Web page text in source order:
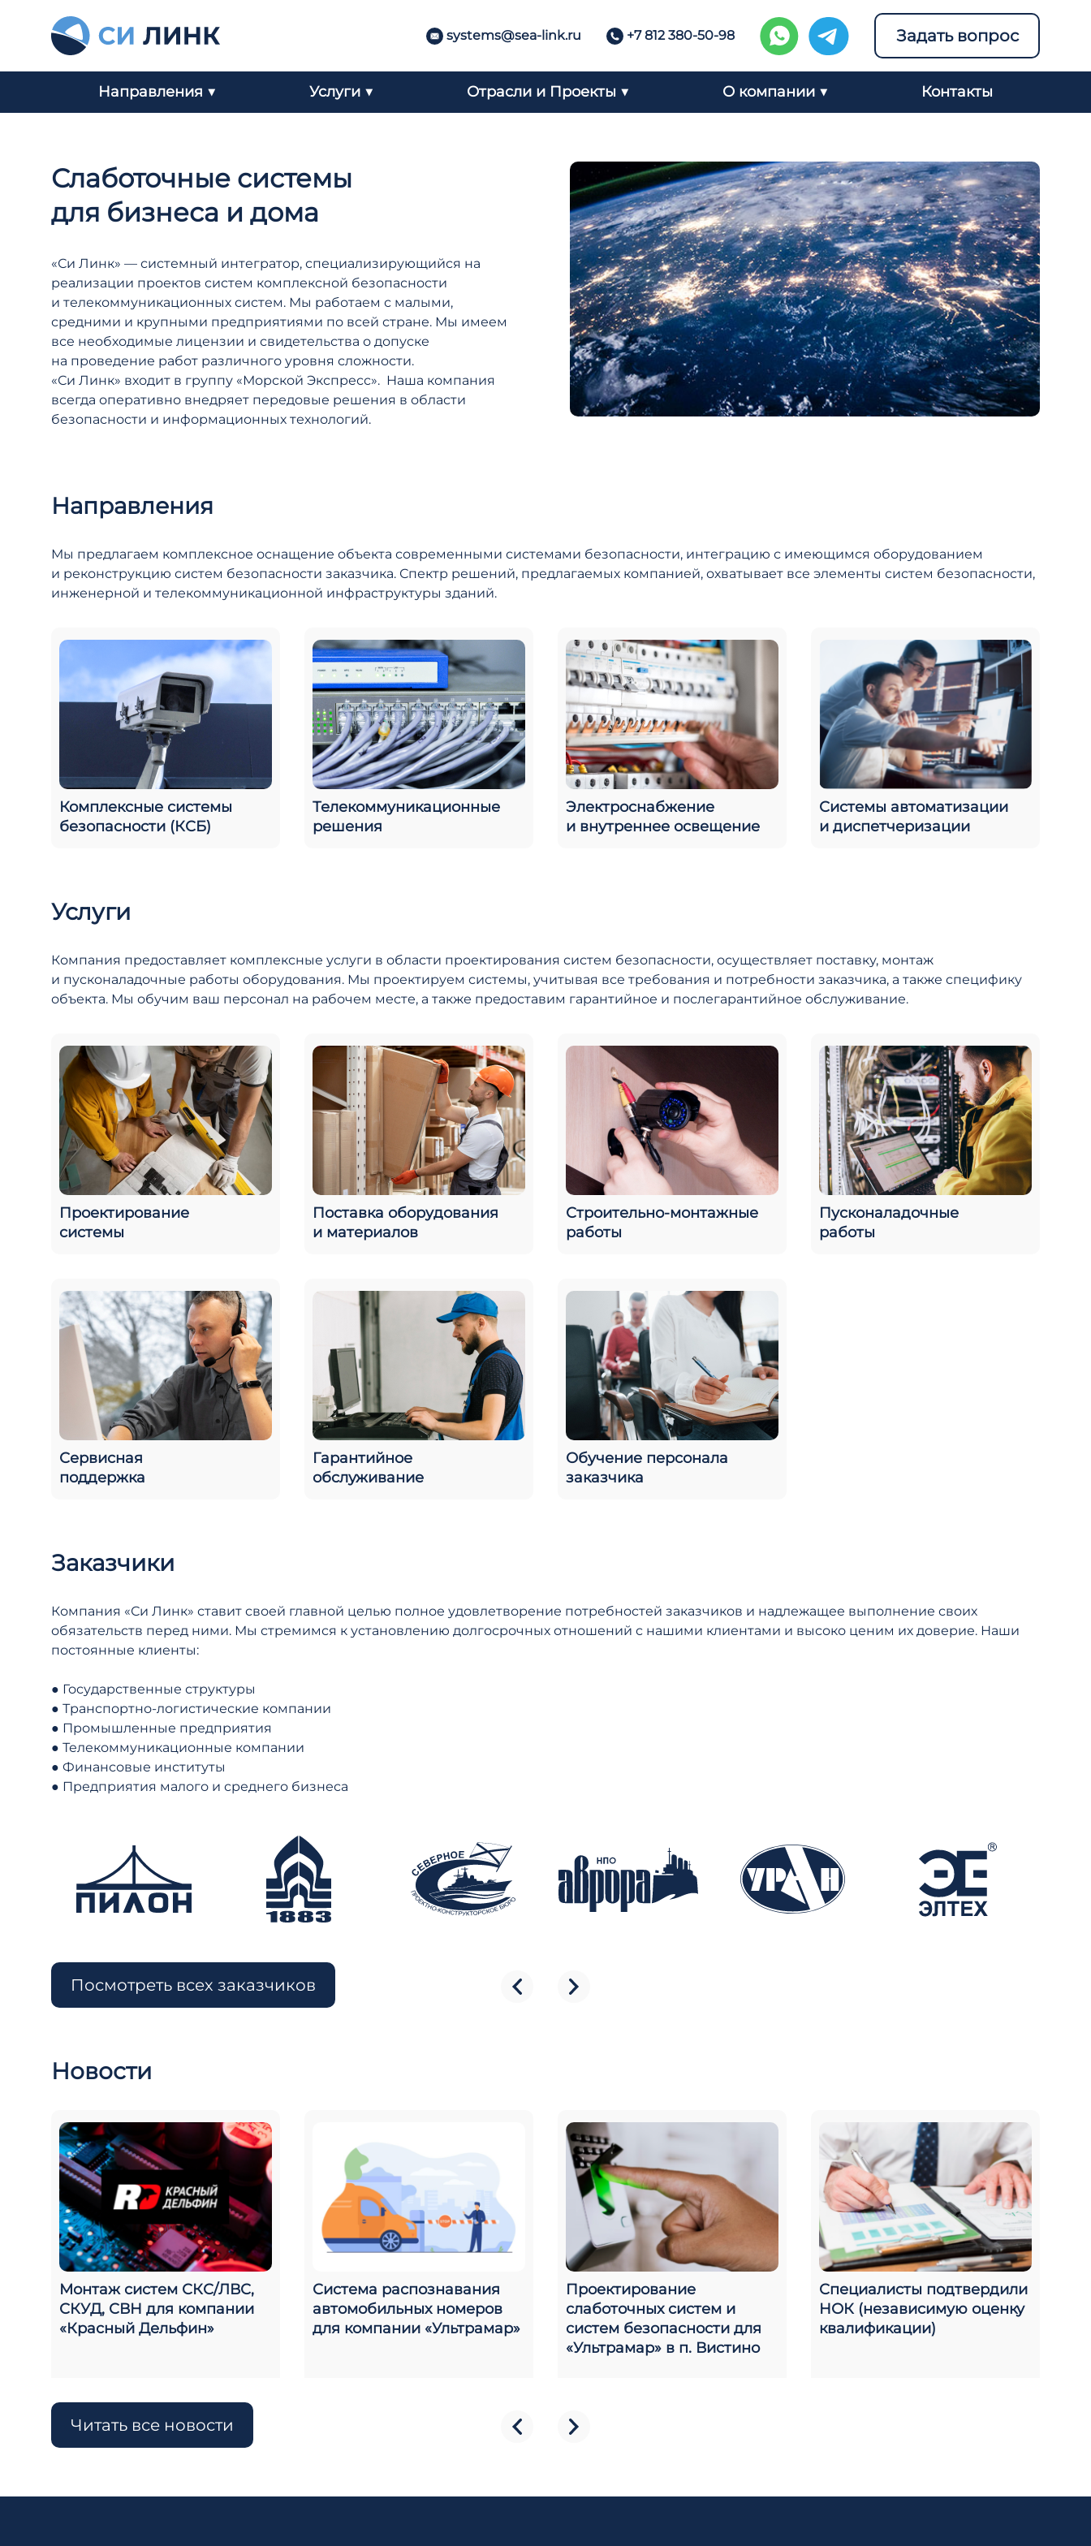
systems@sea-link.ru +7 812 380-50-98 Задать вопрос
Направления ▼ Услуги ▼ Отрасли и Проекты ▼ О компании ▼ Контакты
Слаботочные системы
для бизнеса и дома
«Си Линк» — системный интегратор, специализирующийся на
реализации проектов систем комплексной безопасности
и телекоммуникационных систем. Мы работаем с малыми,
средними и крупными предприятиями по всей стране. Мы имеем
все необходимые лицензии и свидетельства о допуске
на проведение работ различного уровня сложности.
«Си Линк» входит в группу «Морской Экспресс». Наша компания
всегда оперативно внедряет передовые решения в области
безопасности и информационных технологий.
Направления
Мы предлагаем комплексное оснащение объекта современными системами безопасности, интеграцию с имеющимся оборудованием
и реконструкцию систем безопасности заказчика. Спектр решений, предлагаемых компанией, охватывает все элементы систем безопасности,
инженерной и телекоммуникационной инфраструктуры зданий.
Комплексные системы
безопасности (КСБ)
Телекоммуникационные
решения
Электроснабжение
и внутреннее освещение
Системы автоматизации
и диспетчеризации
Услуги
Компания предоставляет комплексные услуги в области проектирования систем безопасности, осуществляет поставку, монтаж
и пусконаладочные работы оборудования. Мы проектируем системы, учитывая все требования и потребности заказчика, а также специфику
объекта. Мы обучим ваш персонал на рабочем месте, а также предоставим гарантийное и послегарантийное обслуживание.
Проектирование
системы
Поставка оборудования
и материалов
Строительно-монтажные
работы
Пусконаладочные
работы
Сервисная
поддержка
Гарантийное
обслуживание
Обучение персонала
заказчика
Заказчики
Компания «Си Линк» ставит своей главной целью полное удовлетворение потребностей заказчиков и надлежащее выполнение своих
обязательств перед ними. Мы стремимся к установлению долгосрочных отношений с нашими клиентами и высоко ценим их доверие. Наши
постоянные клиенты:
● Государственные структуры
● Транспортно-логистические компании
● Промышленные предприятия
● Телекоммуникационные компании
● Финансовые институты
● Предприятия малого и среднего бизнеса
Посмотреть всех заказчиков
Новости
Монтаж систем СКС/ЛВС,
СКУД, СВН для компании
«Красный Дельфин»
Система распознавания
автомобильных номеров
для компании «Ультрамар»
Проектирование
слаботочных систем и
систем безопасности для
«Ультрамар» в п. Вистино
Специалисты подтвердили
НОК (независимую оценку
квалификации)
Читать все новости